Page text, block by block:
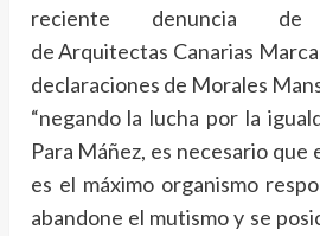
reciente denuncia
de Arquitectas Canarias
declaraciones de Morales
“negando la lucha por la
Para Máñez, es necesario
es el máximo organismo
abandone el mutismo y se